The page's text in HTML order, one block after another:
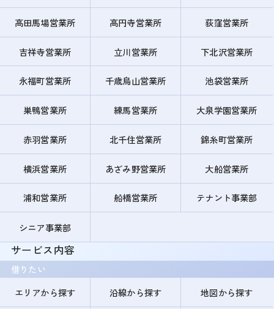
高田馬場営業所 高円寺営業所 荻窪営業所
吉祥寺営業所 立川営業所 下北沢営業所
永福町営業所 千歳烏山営業所 池袋営業所
巣鴨営業所 練馬営業所 大泉学園営業所
赤羽営業所 北千住営業所 錦糸町営業所
横浜営業所 あざみ野営業所 大船営業所
浦和営業所 船橋営業所 テナント事業部
シニア事業部
サービス内容
借りたい
エリアから探す
沿線から探す 地図から探す